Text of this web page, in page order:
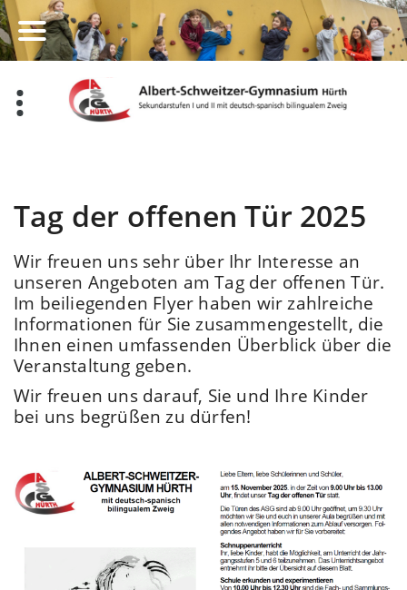
Zum
Inhalt
springen
Tag der offenen Tür 2025
Wir freuen uns sehr über Ihr Interesse an
unseren Angeboten am Tag der offenen Tür.
Im beiliegenden Flyer haben wir zahlreiche
Informationen für Sie zusammengestellt, die
Ihnen einen umfassenden Überblick über die
Veranstaltung geben.
Wir freuen uns darauf, Sie und Ihre Kinder
bei uns begrüßen zu dürfen!